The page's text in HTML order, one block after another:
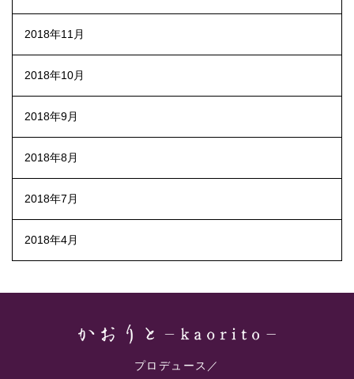
2018年11月
2018年10月
2018年9月
2018年8月
2018年7月
2018年4月
プロデュース／